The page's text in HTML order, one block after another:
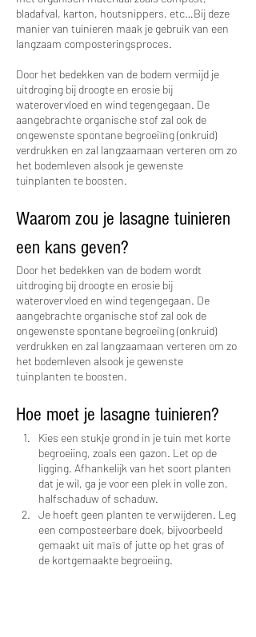
bladafval, karton, houtsnippers, etc…Bij deze
manier van tuinieren maak je gebruik van een
langzaam composteringsproces.
Door het bedekken van de bodem vermijd je
uitdroging bij droogte en erosie bij
waterovervloed en wind tegengegaan. De
aangebrachte organische stof zal ook de
ongewenste spontane begroeiïng (onkruid)
verdrukken en zal langzaamaan verteren om zo
het bodemleven alsook je gewenste
tuinplanten te boosten.
Waarom zou je lasagne tuinieren
een kans geven?
Door het bedekken van de bodem wordt
uitdroging bij droogte en erosie bij
waterovervloed en wind tegengegaan. De
aangebrachte organische stof zal ook de
ongewenste spontane begroeiïng (onkruid)
verdrukken en zal langzaamaan verteren om zo
het bodemleven alsook je gewenste
tuinplanten te boosten.
Hoe moet je lasagne tuinieren?
Kies een stukje grond in je tuin met korte
begroeiing, zoals een gazon. Let op de
ligging. Afhankelijk van het soort planten
dat je wil, ga je voor een plek in volle zon,
halfschaduw of schaduw.
Je hoeft geen planten te verwijderen. Leg
een composteerbare doek, bijvoorbeeld
gemaakt uit maïs of jutte op het gras of
de kortgemaakte begroeiing.